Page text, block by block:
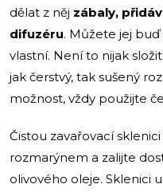
dělat z něj zábaly,
difuzéru. Můžete jej
vlastní. Není to nijak
jak čerstvý, tak sušený
možnost, vždy použijte
Čistou zavařovací
rozmarýnem a zalijte
olivového oleje. Sklenici